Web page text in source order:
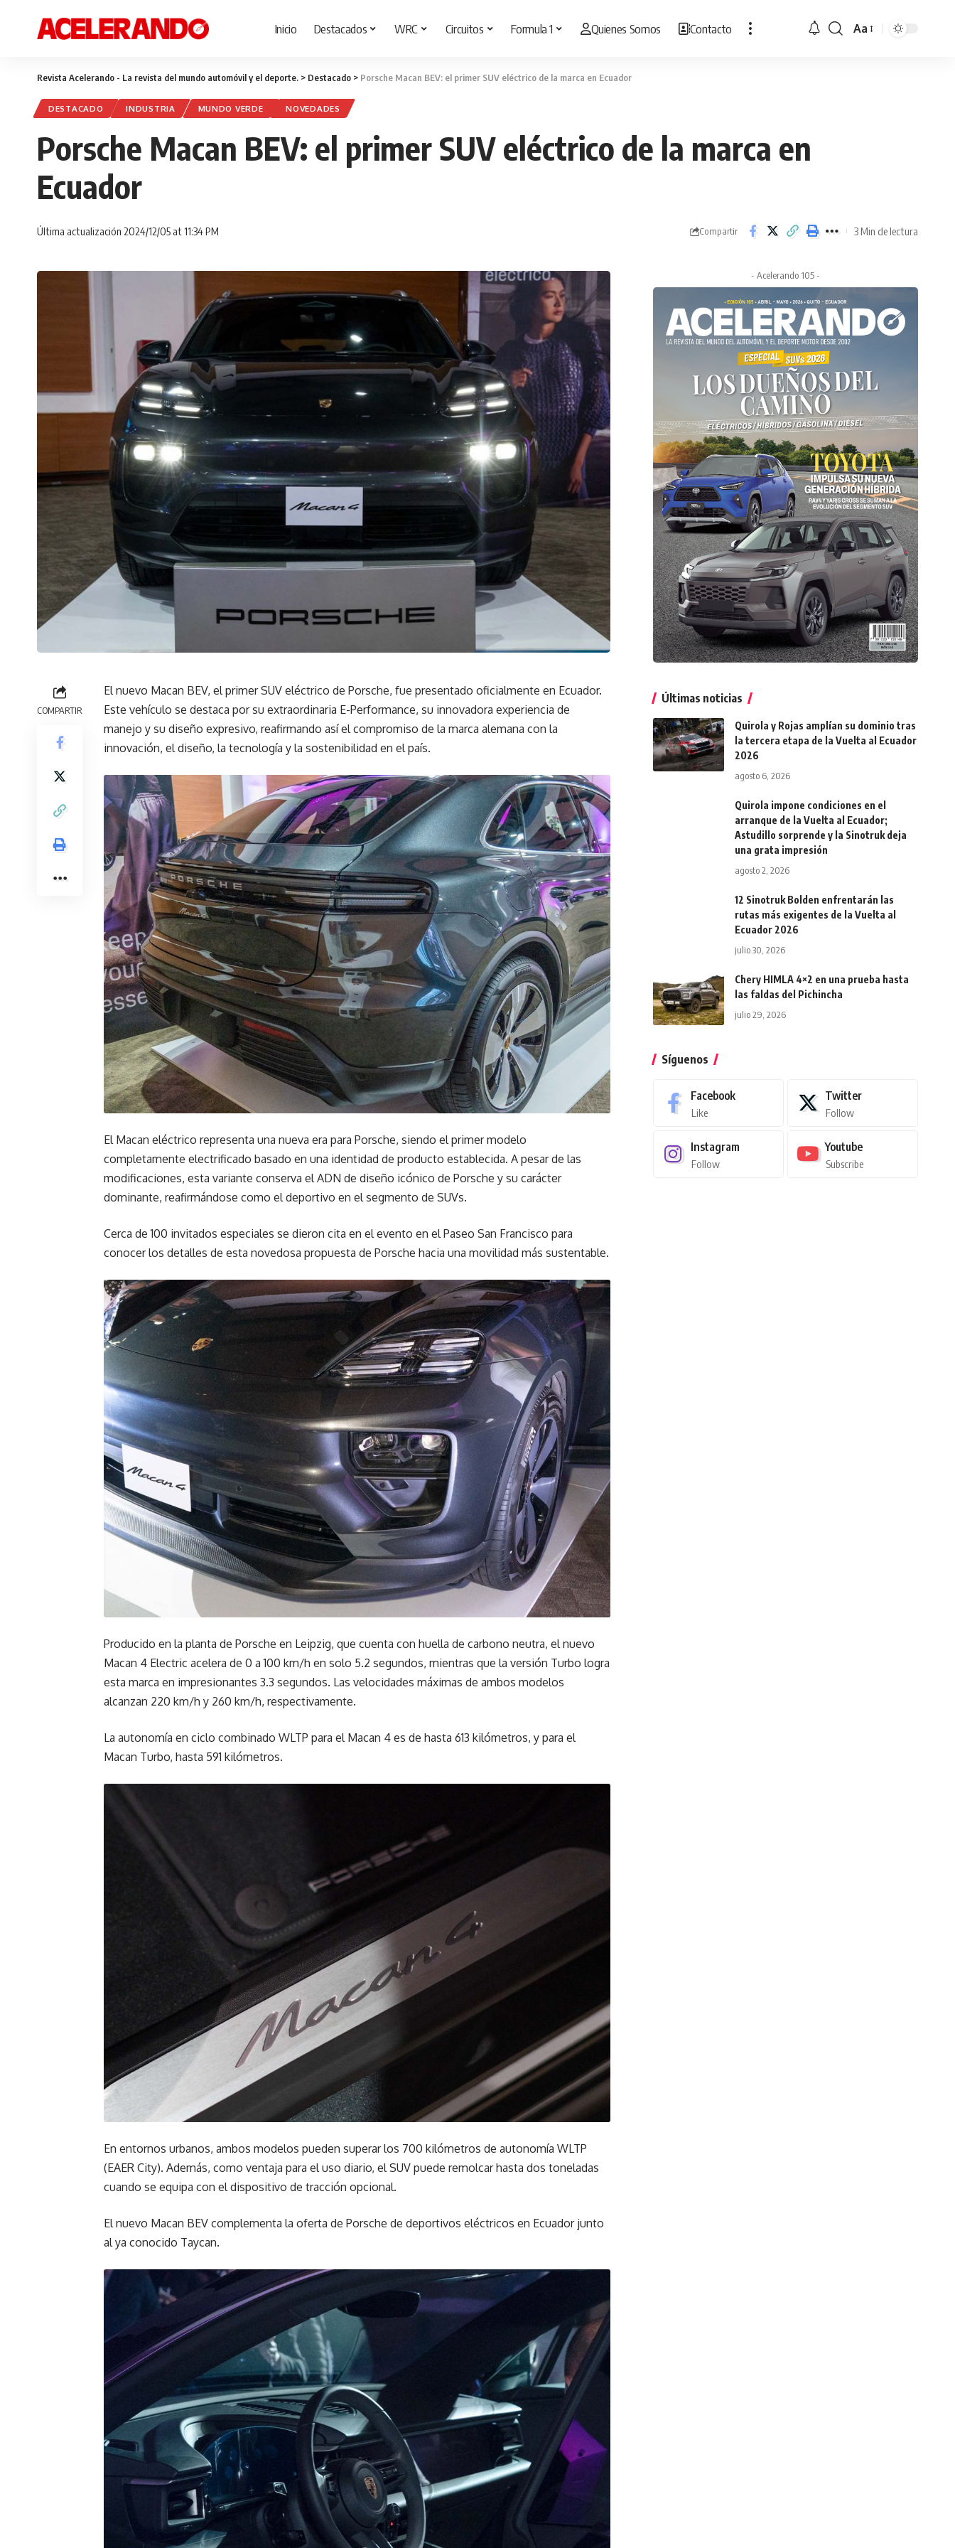
Inicio Destacados WRC Circuitos Formula 1 Quienes Somos Contacto
Cambiar
Aa
Revista Acelerando - La revista del mundo automóvil y el deporte. > Destacado > Porsche Macan BEV: el primer SUV eléctrico de la marca en Ecuador
DESTACADO INDUSTRIA MUNDO VERDE NOVEDADES
Porsche Macan BEV: el primer SUV eléctrico de la marca en
Ecuador
Última actualización 2024/12/05 at 11:34 PM Compartir 3 Min de lectura
COMPARTIR
El nuevo Macan BEV, el primer SUV eléctrico de Porsche, fue presentado oficialmente en Ecuador.
Este vehículo se destaca por su extraordinaria E-Performance, su innovadora experiencia de
manejo y su diseño expresivo, reafirmando así el compromiso de la marca alemana con la
innovación, el diseño, la tecnología y la sostenibilidad en el país.
El Macan eléctrico representa una nueva era para Porsche, siendo el primer modelo
completamente electrificado basado en una identidad de producto establecida. A pesar de las
modificaciones, esta variante conserva el ADN de diseño icónico de Porsche y su carácter
dominante, reafirmándose como el deportivo en el segmento de SUVs.
Cerca de 100 invitados especiales se dieron cita en el evento en el Paseo San Francisco para
conocer los detalles de esta novedosa propuesta de Porsche hacia una movilidad más sustentable.
Producido en la planta de Porsche en Leipzig, que cuenta con huella de carbono neutra, el nuevo
Macan 4 Electric acelera de 0 a 100 km/h en solo 5.2 segundos, mientras que la versión Turbo logra
esta marca en impresionantes 3.3 segundos. Las velocidades máximas de ambos modelos
alcanzan 220 km/h y 260 km/h, respectivamente.
La autonomía en ciclo combinado WLTP para el Macan 4 es de hasta 613 kilómetros, y para el
Macan Turbo, hasta 591 kilómetros.
En entornos urbanos, ambos modelos pueden superar los 700 kilómetros de autonomía WLTP
(EAER City). Además, como ventaja para el uso diario, el SUV puede remolcar hasta dos toneladas
cuando se equipa con el dispositivo de tracción opcional.
El nuevo Macan BEV complementa la oferta de Porsche de deportivos eléctricos en Ecuador junto
al ya conocido Taycan.
- Acelerando 105 -
Últimas noticias
Quirola y Rojas amplían su dominio tras
la tercera etapa de la Vuelta al Ecuador
2026
agosto 6, 2026
Quirola impone condiciones en el
arranque de la Vuelta al Ecuador;
Astudillo sorprende y la Sinotruk deja
una grata impresión
agosto 2, 2026
12 Sinotruk Bolden enfrentarán las
rutas más exigentes de la Vuelta al
Ecuador 2026
julio 30, 2026
Chery HIMLA 4×2 en una prueba hasta
las faldas del Pichincha
julio 29, 2026
Síguenos
Facebook
Like
Twitter
Follow
Instagram
Follow
Youtube
Subscribe